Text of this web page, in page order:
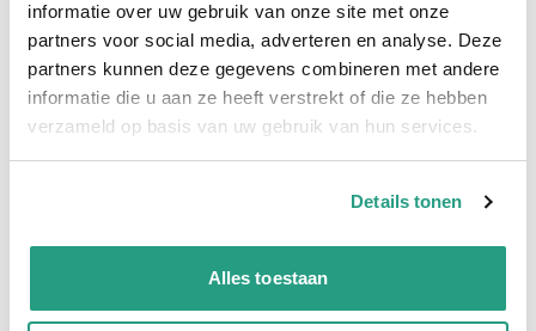
informatie over uw gebruik van onze site met onze
partners voor social media, adverteren en analyse. Deze
partners kunnen deze gegevens combineren met andere
informatie die u aan ze heeft verstrekt of die ze hebben
verzameld op basis van uw gebruik van hun services.
Details tonen
Alles toestaan
De Zeca 813/10 lucht/waterhaspel is als het ware ontworpen
voor het zware werk. Zijn aluminium body betekent dat hij niet
alleen licht en draagbaar is, maar ook uitstekend bestand is
tegen slijtage. Of het nu gaat om gebruik in stoffige fabrieken
of vochtige werkplaatsen, u kunt op deze haspel rekenen.
met meer dan 25 jaar ervaring, begrijpen we bij Slangenboer
dat elke situatie anders is. Heeft u vragen over welke haspel
op. Bezoek ons voor deskundig advies zonder gedoe,